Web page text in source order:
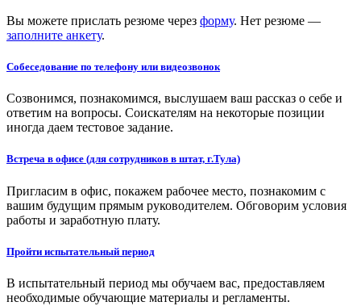
Вы можете прислать резюме через форму. Нет резюме —
заполните анкету.
Собеседование по телефону или видеозвонок
Созвонимся, познакомимся, выслушаем ваш рассказ о себе и
ответим на вопросы. Соискателям на некоторые позиции
иногда даем тестовое задание.
Встреча в офисе (для сотрудников в штат, г.Тула)
Пригласим в офис, покажем рабочее место, познакомим с
вашим будущим прямым руководителем. Обговорим условия
работы и заработную плату.
Пройти испытательный период
В испытательный период мы обучаем вас, предоставляем
необходимые обучающие материалы и регламенты.